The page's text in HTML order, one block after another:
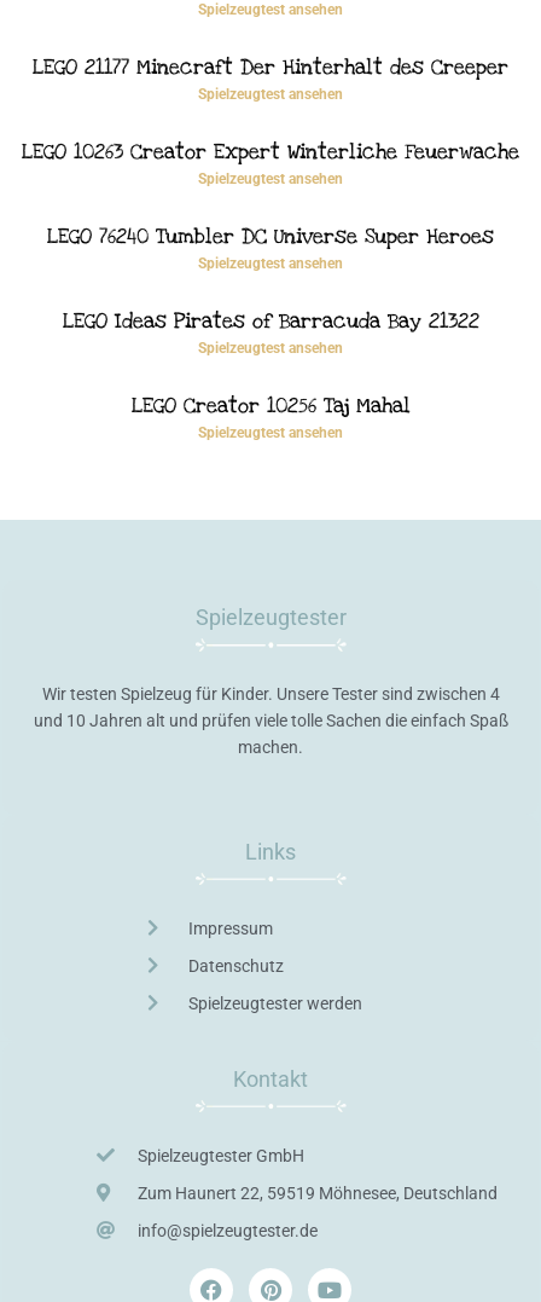
Spielzeugtest ansehen
LEGO 21177 Minecraft Der Hinterhalt des Creeper
Spielzeugtest ansehen
LEGO 10263 Creator Expert Winterliche Feuerwache
Spielzeugtest ansehen
LEGO 76240 Tumbler DC Universe Super Heroes
Spielzeugtest ansehen
LEGO Ideas Pirates of Barracuda Bay 21322
Spielzeugtest ansehen
LEGO Creator 10256 Taj Mahal
Spielzeugtest ansehen
Spielzeugtester
Wir testen Spielzeug für Kinder. Unsere Tester sind zwischen 4
und 10 Jahren alt und prüfen viele tolle Sachen die einfach Spaß
machen.
Links
Impressum
Datenschutz
Spielzeugtester werden
Kontakt
Spielzeugtester GmbH
Zum Haunert 22, 59519 Möhnesee, Deutschland
info@spielzeugtester.de
F
P
Y